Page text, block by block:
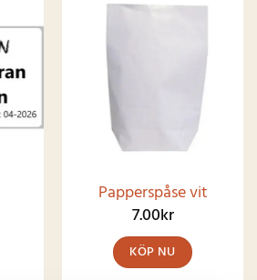
Papperspåse vit
7.00kr
KÖP NU